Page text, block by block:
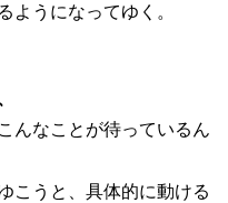
ようになってゆく。
んなことが待っているん
こうと、具体的に動ける